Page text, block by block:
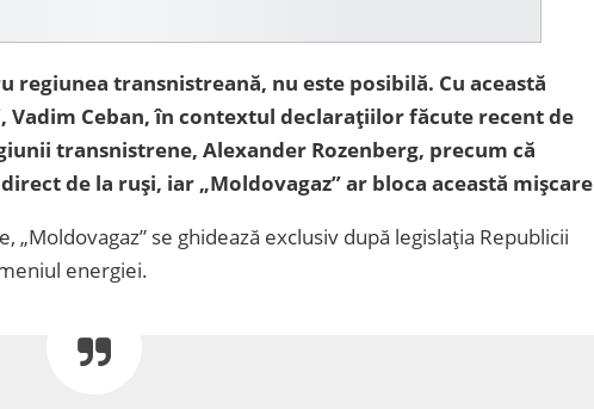
transnistreană, nu este posibilă. Cu această
Vadim Ceban, în contextul declarațiilor făcute recent de
transnistrene, Alexander Rozenberg, precum că
de la ruși, iar „Moldovagaz” ar bloca această
se ghidează exclusiv după legislația Republicii
energiei.